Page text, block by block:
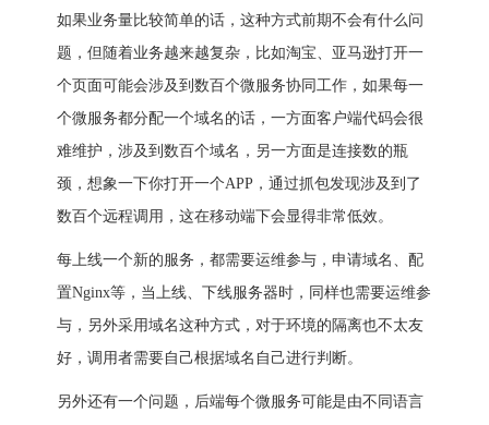
如果业务量比较简单的话，这种方式前期不会有什么问
题，但随着业务越来越复杂，比如淘宝、亚马逊打开一
个页面可能会涉及到数百个微服务协同工作，如果每一
个微服务都分配一个域名的话，一方面客户端代码会很
难维护，涉及到数百个域名，另一方面是连接数的瓶
颈，想象一下你打开一个APP，通过抓包发现涉及到了
数百个远程调用，这在移动端下会显得非常低效。
每上线一个新的服务，都需要运维参与，申请域名、配
置Nginx等，当上线、下线服务器时，同样也需要运维参
与，另外采用域名这种方式，对于环境的隔离也不太友
好，调用者需要自己根据域名自己进行判断。
另外还有一个问题，后端每个微服务可能是由不同语言